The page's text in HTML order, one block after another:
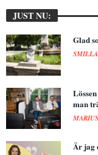
JUST NU:
Glad
man
Är jag